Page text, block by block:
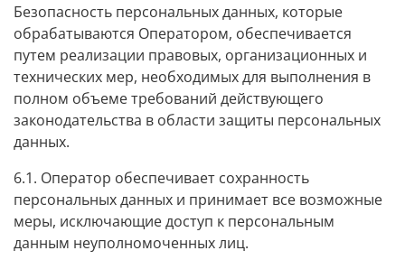
Безопасность персональных данных, которые
обрабатываются Оператором, обеспечивается
путем реализации правовых, организационных и
технических мер, необходимых для выполнения в
полном объеме требований действующего
законодательства в области защиты персональных
данных.
6.1. Оператор обеспечивает сохранность
персональных данных и принимает все возможные
меры, исключающие доступ к персональным
данным неуполномоченных лиц.